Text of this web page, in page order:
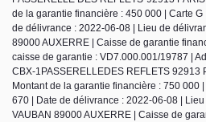
de la garantie financière : 450 000 | Carte
de délivrance : 2022-06-08 | Lieu de
89000 AUXERRE | Caisse de garantie
caisse de garantie : VD7.000.001/19787 |
CBX-1PASSERELLEDES REFLETS 92913
Montant de la garantie financière : 750 000
670 | Date de délivrance : 2022-06-08 |
VAUBAN 89000 AUXERRE | Caisse de